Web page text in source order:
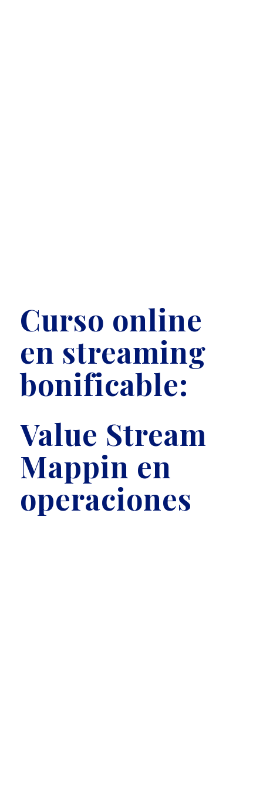
Curso online
en streaming
bonificable:
Value Stream
Mappin en
operaciones